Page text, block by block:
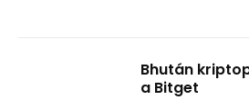
Bhután
a Bitget